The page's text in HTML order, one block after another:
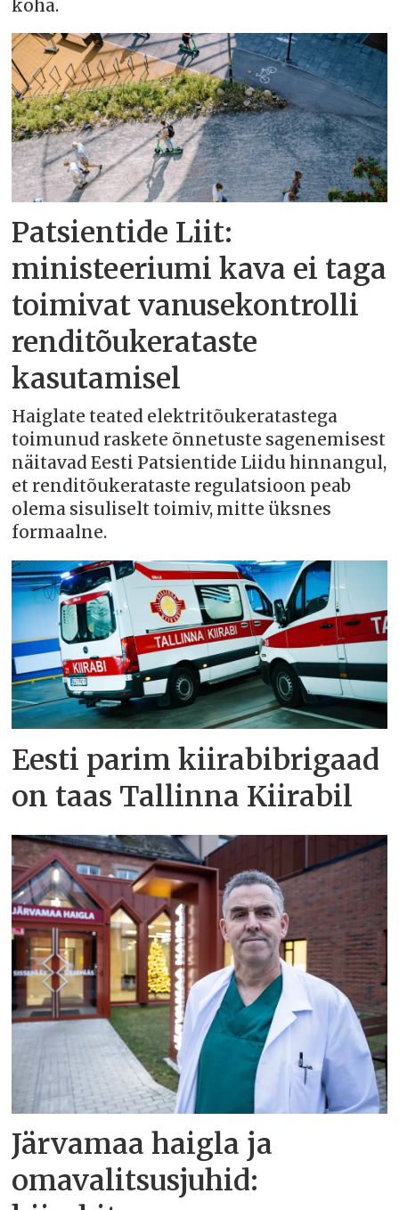
koha.
Patsientide Liit:
ministeeriumi kava ei taga
toimivat vanusekontrolli
renditõukerataste
kasutamisel
Haiglate teated elektritõukeratastega
toimunud raskete õnnetuste sagenemisest
näitavad Eesti Patsientide Liidu hinnangul,
et renditõukerataste regulatsioon peab
olema sisuliselt toimiv, mitte üksnes
formaalne.
Eesti parim kiirabibrigaad
on taas Tallinna Kiirabil
Järvamaa haigla ja
omavalitsusjuhid: